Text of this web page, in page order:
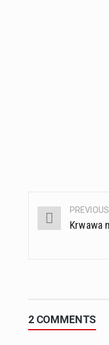
Post
Krwawa
2 COMMENTS